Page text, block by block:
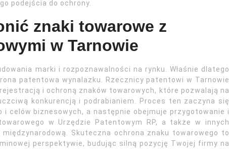
podejścia do ochrony.
znaki towarowe z
w Tarnowie
marki i rozpoznawalności na rynku. Właśnie dlatego
patentowa wynalazku. Rzecznicy patentowi w Tarnowie
i ochroną znaków towarowych, które pozwalają na
konkurencją i podrabianiem. Proces ten zaczyna się
i celów biznesowych, a następnie obejmuje przygotowanie i
w Urzędzie Patentowym RP, a także w innych
Skuteczna ochrona znaku towarowego to
perspektywie, budując silną pozycję Twojej firmy na